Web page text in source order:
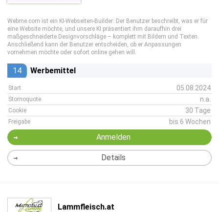
Webme.com ist ein KI-Webseiten-Builder: Der Benutzer beschreibt, was er für
eine Website möchte, und unsere KI präsentiert ihm daraufhin drei
maßgeschneiderte Designvorschläge – komplett mit Bildern und Texten.
Anschließend kann der Benutzer entscheiden, ob er Anpassungen
vornehmen möchte oder sofort online gehen will.
14 Werbemittel
Start 05.08.2024
Stornoquote n.a.
Cookie 30 Tage
Freigabe bis 6 Wochen
Anmelden
Details
Lammfleisch.at